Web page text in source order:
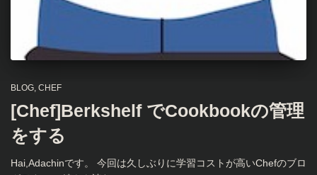
BLOG CHEF
[Chef]Berkshelf でCookbookの管理
をする
Hai,Adachinです。 今回は久しぶりに学習コストが高いChefのブロ